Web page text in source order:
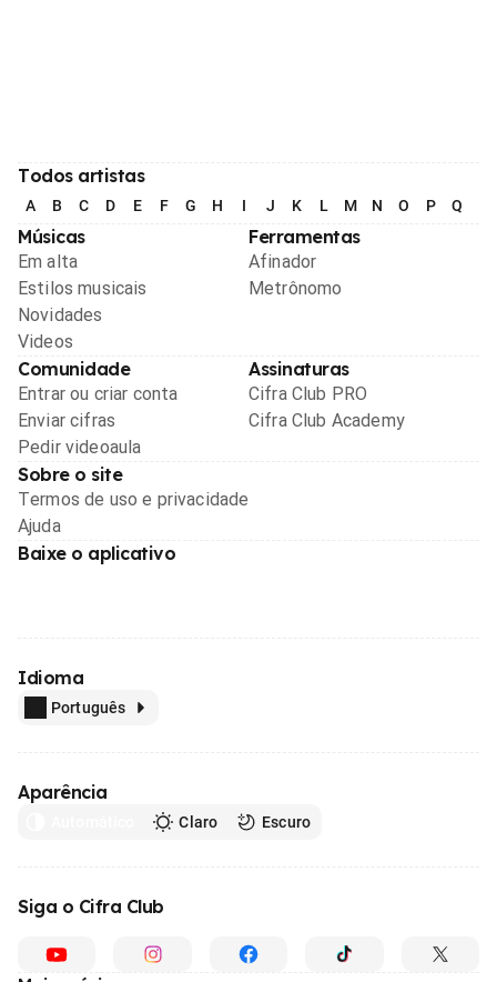
Todos artistas
A B C D E F G H I J K L M N O P Q
Músicas
Em alta
Estilos musicais
Novidades
Videos
Ferramentas
Afinador
Metrônomo
Comunidade
Entrar ou criar conta
Enviar cifras
Pedir videoaula
Assinaturas
Cifra Club PRO
Cifra Club Academy
Sobre o site
Termos de uso e privacidade
Ajuda
Baixe o aplicativo
Idioma
Português
Aparência
Claro Escuro
Siga o Cifra Club